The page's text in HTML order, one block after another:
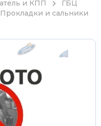
и КПП
ГБЦ
Прокладки и сальники